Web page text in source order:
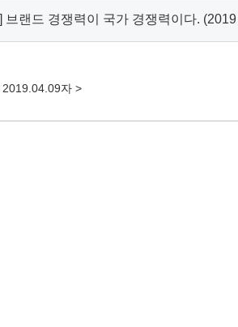
브랜드 경쟁력이 국가 경쟁력이다.
자 >